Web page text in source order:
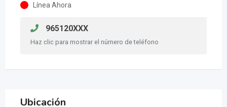
Línea Ahora
965120XXX
Haz clic para mostrar el número de teléfono
Ubicación